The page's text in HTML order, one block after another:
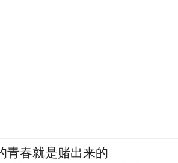
青春就是赌出来的